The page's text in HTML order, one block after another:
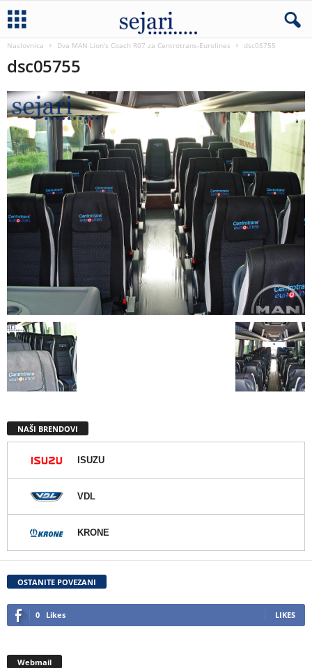
Naslovnica Dva MAN Lion's Coach R07 za Centrotrans-Eurolines dsc05755
dsc05755
NAŠI BRENDOVI
ISUZU
VDL
KRONE
OSTANITE POVEZANI
0 Likes LIKES
Webmail